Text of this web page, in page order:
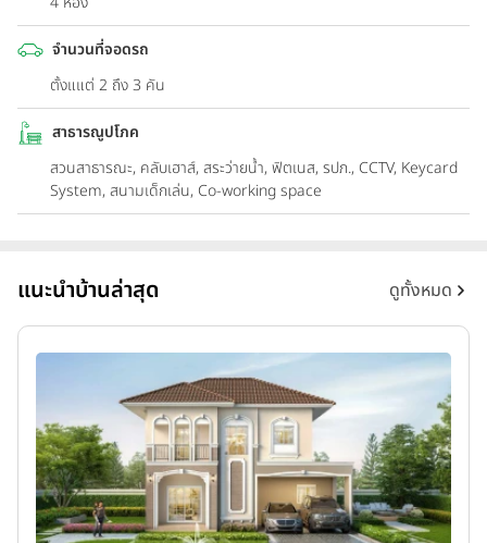
จำนวนที่จอดรถ
ตั้งแแต่ 2 ถึง 3 คัน
สาธารณูปโภค
สวนสาธารณะ, คลับเฮาส์, สระว่ายน้ำ, ฟิตเนส, รปภ., CCTV, Keycard
System, สนามเด็กเล่น, Co-working space
แนะนำบ้านล่าสุด ดูทั้งหมด